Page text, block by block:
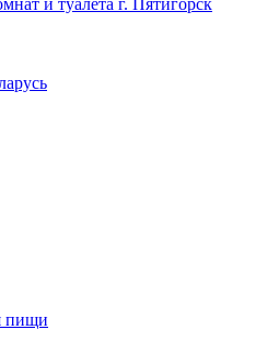
и туалета г. Пятигорск
пищи